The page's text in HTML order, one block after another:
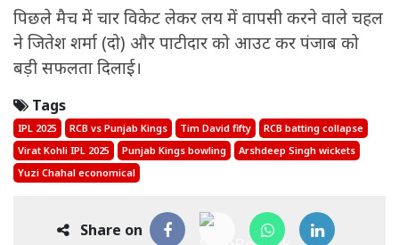
पिछले मैच में चार विकेट लेकर लय में वापसी करने वाले चहल
ने जितेश शर्मा (दो) और पाटीदार को आउट कर पंजाब को
बड़ी सफलता दिलाई।
Tags
IPL 2025 RCB vs Punjab Kings Tim David fifty
RCB batting collapse
Virat Kohli IPL 2025
Punjab Kings bowling
Arshdeep Singh wickets
Yuzi Chahal economical
Share on